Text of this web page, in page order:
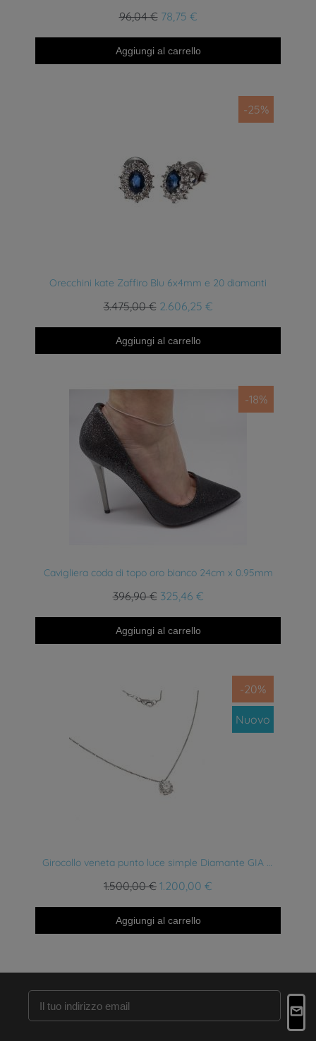
96,04 € 78,75 €
Aggiungi al carrello
Anteprima
-25%
Orecchini kate Zaffiro Blu 6x4mm e 20 diamanti
3.475,00 € 2.606,25 €
Aggiungi al carrello
Anteprima
-18%
Cavigliera coda di topo oro bianco 24cm x 0.95mm
396,90 € 325,46 €
Aggiungi al carrello
Anteprima
-20%
Nuovo
Girocollo veneta punto luce simple Diamante GIA E VVS1 0.31ct
1.500,00 € 1.200,00 €
Aggiungi al carrello